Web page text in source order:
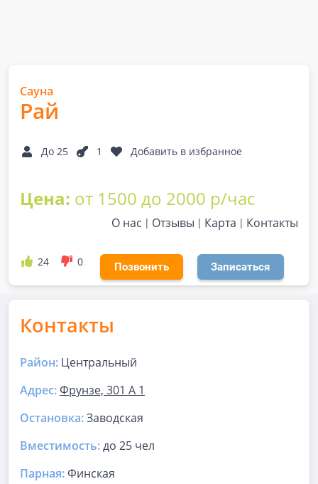
Сауна
Рай
До 25 1 Добавить в избранное
Цена: от 1500 до 2000 р/час
О нас Отзывы Карта Контакты
24 0 Позвонить Записаться
Контакты
Район: Центральный
Адрес:Фрунзе, 301 А 1
Остановка:Заводская
Вместимость:до 25 чел
Парная:Финская